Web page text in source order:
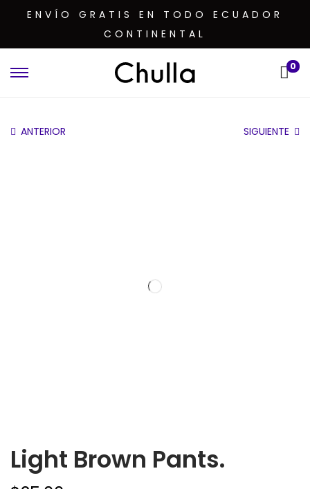
ENVÍO GRATIS EN TODO ECUADOR
CONTINENTAL
0
ANTERIOR SIGUIENTE
Light Brown Pants.